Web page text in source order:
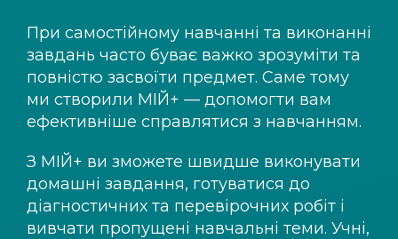
При самостійному навчанні та виконанні
завдань часто буває важко зрозуміти та
повністю засвоїти предмет. Саме тому
ми створили МІЙ+ — допомогти вам
ефективніше справлятися з навчанням.
З МІЙ+ ви зможете швидше виконувати
домашні завдання, готуватися до
діагностичних та перевірочних робіт і
вивчати пропущені навчальні теми. Учні,